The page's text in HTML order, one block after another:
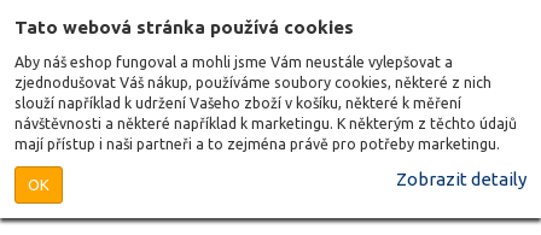
Tato webová stránka používá cookies
Aby náš eshop fungoval a mohli jsme Vám neustále vylepšovat a
zjednodušovat Váš nákup, používáme soubory cookies, některé z nich
slouží například k udržení Vašeho zboží v košíku, některé k měření
návštěvnosti a některé například k marketingu. K některým z těchto údajů
mají přístup i naši partneři a to zejména právě pro potřeby marketingu.
OK Zobrazit detaily